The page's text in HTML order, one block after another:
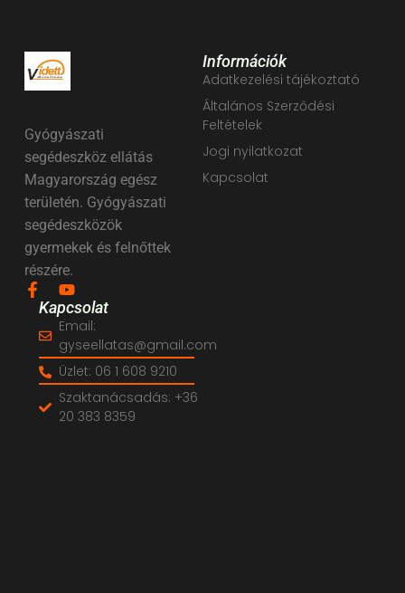
Gyógyászati
segédeszköz ellátás
Magyarország egész
területén. Gyógyászati
segédeszközök
gyermekek és felnőttek
részére.
Információk
Adatkezelési tájékoztató
Általános Szerződési
Feltételek
Jogi nyilatkozat
Kapcsolat
Kapcsolat
Email:
gyseellatas@gmail.com
Üzlet: 06 1 608 9210
Szaktanácsadás: +36
20 383 8359